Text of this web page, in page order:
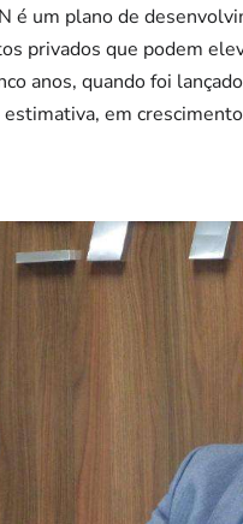
é um plano de
privados que podem
anos, quando foi
em